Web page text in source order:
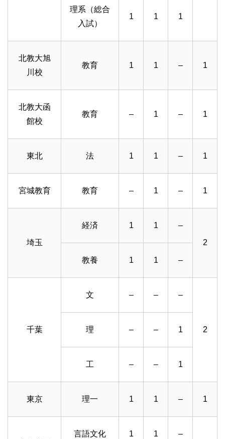
理系（総合
入試）
1 1 1
北教大旭
川校
教育 1 1 – 1
北教大函
館校
教育 – 1 – 1
東北 法 1 1 – 1
宮城教育 教育 – 1 – 1
埼玉
経済 1 1
–
2
教養 1 1 –
千葉
文 – – –
2
理 – – 1
工 – – 1
東京 理一 1 1 – 1
言語文化 1 1
–